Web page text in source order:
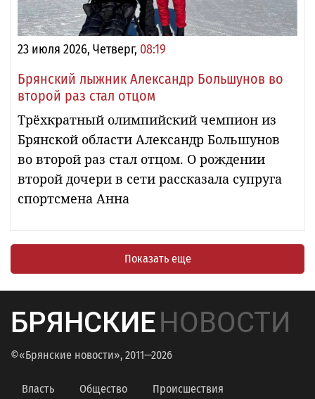
23 июля 2026, Четверг, 08:19
Брянский лыжник Александр Большунов во
второй раз стал отцом
Трёхкратный олимпийский чемпион из
Брянской области Александр Большунов
во второй раз стал отцом. О рождении
второй дочери в сети рассказала супруга
спортсмена Анна
Показать еще
БРЯНСКИЕНОВОСТИ
©«Брянские новости», 2011—2026
Власть Общество Происшествия